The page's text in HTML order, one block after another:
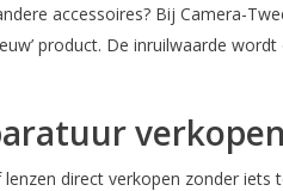
accessoires? Bij Camera-
product. De inruilwaarde
verkopen
direct verkopen zonder iets